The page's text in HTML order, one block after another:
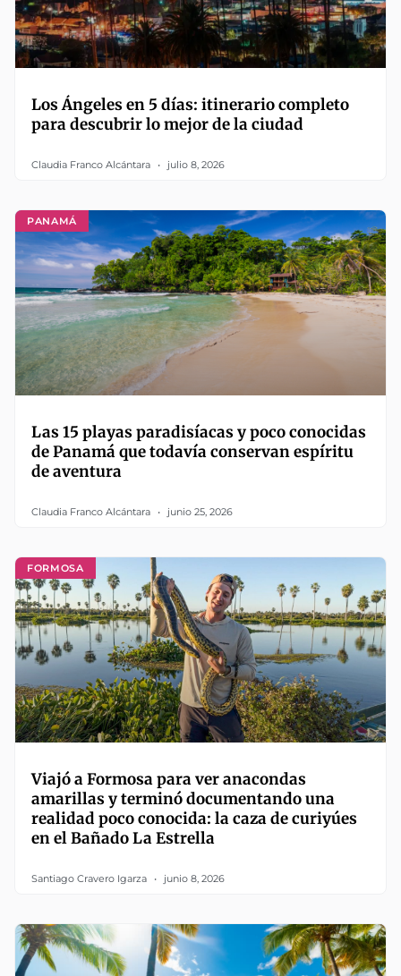
Los Ángeles en 5 días: itinerario completo
para descubrir lo mejor de la ciudad
Claudia Franco Alcántara julio 8, 2026
PANAMÁ
Las 15 playas paradisíacas y poco conocidas
de Panamá que todavía conservan espíritu
de aventura
Claudia Franco Alcántara junio 25, 2026
FORMOSA
Viajó a Formosa para ver anacondas
amarillas y terminó documentando una
realidad poco conocida: la caza de curiyúes
en el Bañado La Estrella
Santiago Cravero Igarza junio 8, 2026